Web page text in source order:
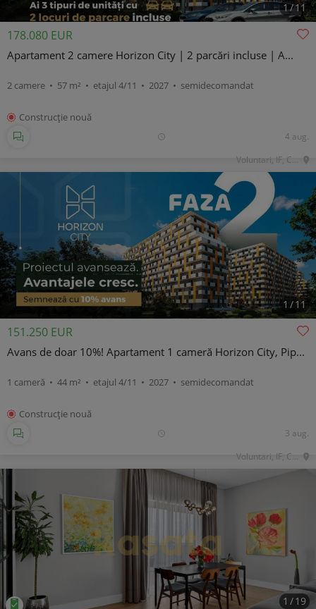
1/11
178.080 EUR
Apartament 2 camere Horizon City | 2 parcări incluse | A...
2 camere • 57 m² • etajul 4/11 • 2027 • semidecomandat
Construcţie nouă
4 aug.
Voluntari, IF, Central
1 /11
151.250 EUR
Avans de doar 10%! Apartament 1 cameră Horizon City, Pip...
1 cameră • 44 m² • etajul 4/11 • 2027 • semidecomandat
Construcţie nouă
3 aug.
Voluntari, IF, Central
1 /19